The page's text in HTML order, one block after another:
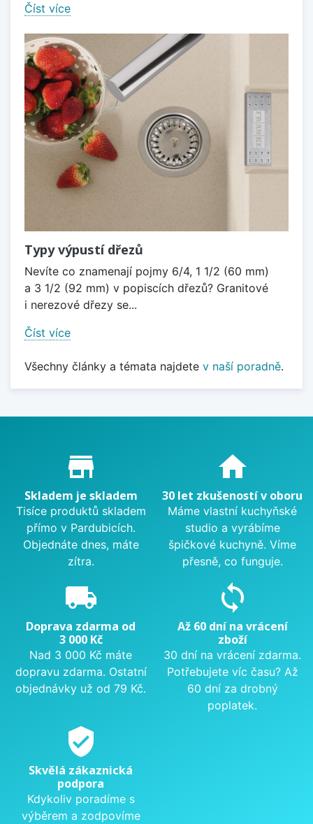
Číst více
Typy výpustí dřezů
Nevíte co znamenají pojmy 6/4, 1 1/2 (60 mm)
a 3 1/2 (92 mm) v popiscích dřezů? Granitové
i nerezové dřezy se...
Číst více
Všechny články a témata najdete v naší poradně.
Proč nakupovat u nás?
store_mall_directory
Skladem je skladem
Tisíce produktů skladem
přímo v Pardubicích.
Objednáte dnes, máte
zítra.
home
30 let zkušeností v oboru
Máme vlastní kuchyňské
studio a vyrábíme
špičkové kuchyně. Víme
přesně, co funguje.
local_shipping
Doprava zdarma od
3 000 Kč
Nad 3 000 Kč máte
dopravu zdarma. Ostatní
objednávky už od 79 Kč.
sync
Až 60 dní na vrácení
zboží
30 dní na vrácení zdarma.
Potřebujete víc času? Až
60 dní za drobný
poplatek.
verified_user
Skvělá zákaznická
podpora
Kdykoliv poradíme s
výběrem a zodpovíme